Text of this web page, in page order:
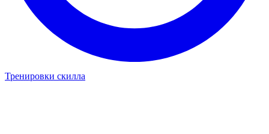
Тренировки скилла